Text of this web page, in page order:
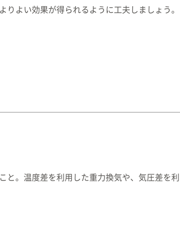
りよい効果が得られるように工夫しましょう。
と。温度差を利用した重力換気や、気圧差を利